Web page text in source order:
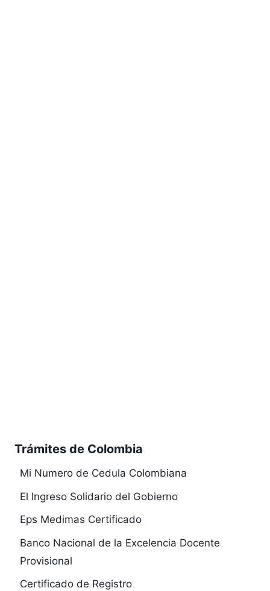
Trámites de Colombia
Mi Numero de Cedula Colombiana
El Ingreso Solidario del Gobierno
Eps Medimas Certificado
Banco Nacional de la Excelencia Docente
Provisional
Certificado de Registro